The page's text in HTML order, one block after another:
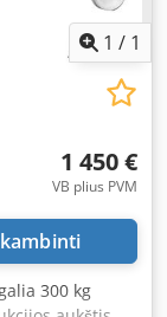
1 / 1
1 450 €
VB plius PVM
300 kg